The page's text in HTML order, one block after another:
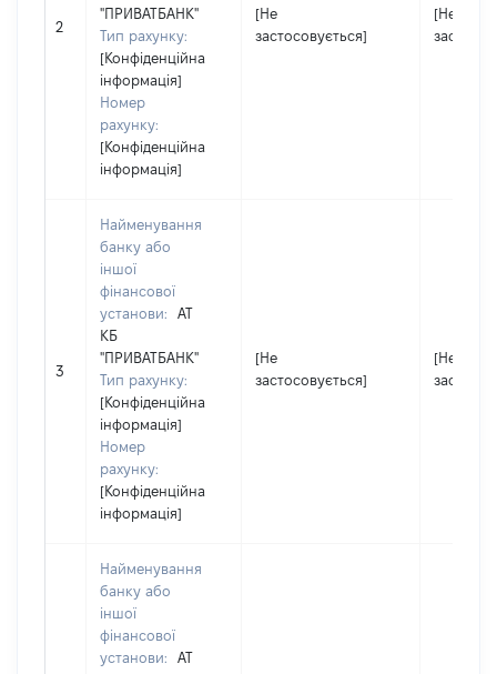
2
"ПРИВАТБАНК"
Тип рахунку:
[Конфіденційна
інформація]
Номер
рахунку:
[Конфіденційна
інформація]
[Не
застосовується]
[Не
3
Найменування
банку або
іншої
фінансової
установи:
АТ
КБ
"ПРИВАТБАНК"
Тип рахунку:
[Конфіденційна
інформація]
Номер
рахунку:
[Конфіденційна
інформація]
[Не
застосовується]
[Не
Найменування
банку або
іншої
фінансової
установи:
АТ